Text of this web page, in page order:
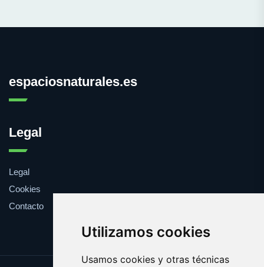
Utilizamos cookies
Usamos cookies y otras técnicas
espaciosnaturales.es
Legal
Legal
Cookies
Contacto